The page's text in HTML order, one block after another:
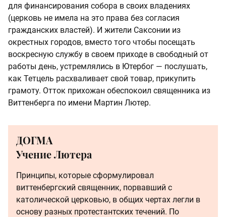
для финансирования собора в своих владениях
(церковь не имела на это права без согласия
гражданских властей). И жители Саксонии из
окрестных городов, вместо того чтобы посещать
воскресную службу в своем приходе в свободный от
работы день, устремлялись в Ютербог — послушать,
как Тетцель расхваливает свой товар, прикупить
грамоту. Отток прихожан обеспокоил священника из
Виттенберга по имени Мартин Лютер.
ДОГМА
Учение Лютера
Принципы, которые сформулировал
виттенбергский священник, порвавший с
католической церковью, в общих чертах легли в
основу разных протестантских течений. По